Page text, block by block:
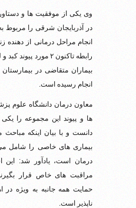
وی یکی از موفقیت ها و
در آذربایجان شرقی را
انجام مراحل درمانی از دهنده
رابطه تاکنون ۲ مورد
بیماران متقاضی در
انجام رسیده است.
معاون درمان دانشگاه علوم
ها و پیوند این مجموعه را
دانست و با بیان اینکه مباحث
بیماری های خاصی را شامل می
درمان است، یادآور شد: این
مراقبت های خاص قرار
حمایت همه جانبه به ویژه در
ناپذیر است.